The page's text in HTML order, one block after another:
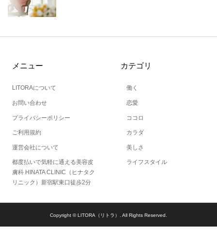
メニュー
LITORAについて
お問い合わせ
プライバシーポリシー
ご利用規約
運営会社について
都度払いで気軽に通える美容皮
膚科 HINATA CLINIC（ヒナタク
リニック）新宿駅東口徒歩2分
カテゴリ
働く
恋愛
ココロ
カラダ
美しさ
ライフスタイル
Copyright ©LITORA（リトラ）. All Rights Reserved.